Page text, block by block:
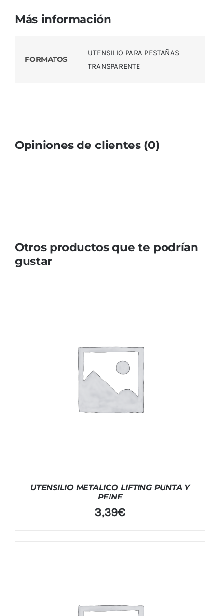
Más información
FORMATOS
UTENSILIO PARA PESTAÑAS
TRANSPARENTE
Opiniones de clientes (0)
Otros productos que te podrían
gustar
UTENSILIO METALICO LIFTING PUNTA Y
PEINE
3,39€